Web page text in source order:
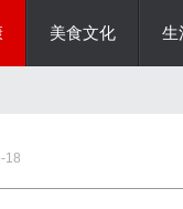
美食文化 生
18